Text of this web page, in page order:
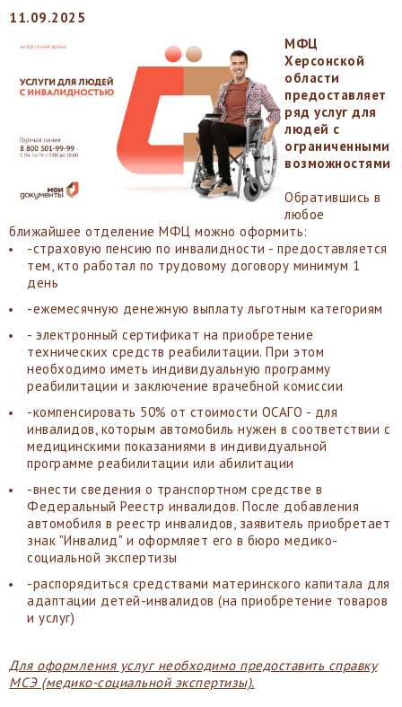
11.09.2025
МФЦ
Херсонской
области
предоставляет
ряд услуг для
людей с
ограниченными
возможностями
Обратившись в
любое
ближайшее отделение МФЦ можно оформить:
-страховую пенсию по инвалидности - предоставляется
тем, кто работал по трудовому договору минимум 1
день
-ежемесячную денежную выплату льготным категориям
- электронный сертификат на приобретение
технических средств реабилитации. При этом
необходимо иметь индивидуальную программу
реабилитации и заключение врачебной комиссии
-компенсировать 50% от стоимости ОСАГО - для
инвалидов, которым автомобиль нужен в соответствии с
медицинскими показаниями в индивидуальной
программе реабилитации или абилитации
-внести сведения о транспортном средстве в
Федеральный Реестр инвалидов. После добавления
автомобиля в реестр инвалидов, заявитель приобретает
знак "Инвалид" и оформляет его в бюро медико-
социальной экспертизы
-распорядиться средствами материнского капитала для
адаптации детей-инвалидов (на приобретение товаров
и услуг)
Для оформления услуг необходимо предоставить справку
МСЭ (медико-социальной экспертизы).